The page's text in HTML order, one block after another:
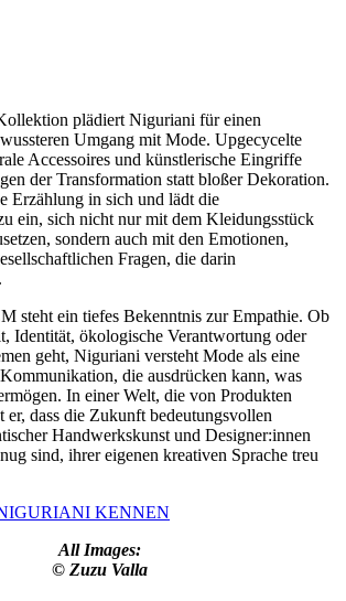
plädiert Niguriani für einen
Umgang mit Mode. Upgecycelte
Accessoires und künstlerische Eingriffe
der Transformation statt bloßer Dekoration.
Erzählung in sich und lädt die
ein, sich nicht nur mit dem Kleidungsstück
sondern auch mit den Emotionen,
Fragen, die darin
steht ein tiefes Bekenntnis zur Empathie. Ob
Identität, ökologische Verantwortung oder
geht, Niguriani versteht Mode als eine
die ausdrücken kann, was
In einer Welt, die von Produkten
er, dass die Zukunft bedeutungsvollen
Handwerkskunst und Designer:innen
sind, ihrer eigenen kreativen Sprache treu
KENNEN
All Images:
© Zuzu Valla